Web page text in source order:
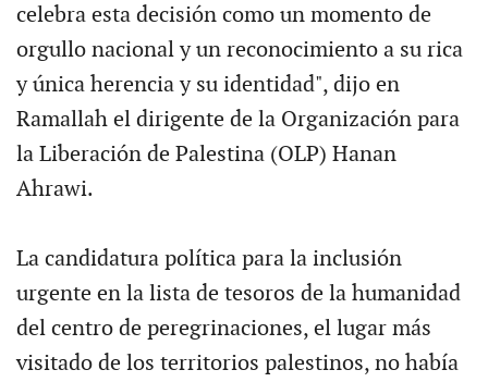
celebra esta decisión como un momento de
orgullo nacional y un reconocimiento a su rica
y única herencia y su identidad", dijo en
Ramallah el dirigente de la Organización para
la Liberación de Palestina (OLP) Hanan
Ahrawi.
La candidatura política para la inclusión
urgente en la lista de tesoros de la humanidad
del centro de peregrinaciones, el lugar más
visitado de los territorios palestinos, no había